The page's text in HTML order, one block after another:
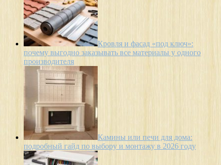
Кровля и фасад «под ключ»:
почему выгодно заказывать все материалы у одного
производителя
Камины или печи для дома:
подробный гайд по выбору и монтажу в 2026 году